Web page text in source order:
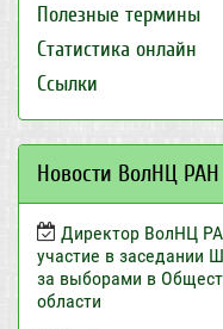
Полезные термины
Статистика онлайн
Ссылки
Новости ВолНЦ РАН
Директор ВолНЦ
участие в заседании
за выборами в
области